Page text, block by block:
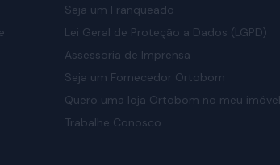
Seja um Franqueado
Lei Geral de Proteção a Dados (LGPD)
Assessoria de Imprensa
Seja um Fornecedor Ortobom
Quero uma loja Ortobom no meu imóvel
Trabalhe Conosco